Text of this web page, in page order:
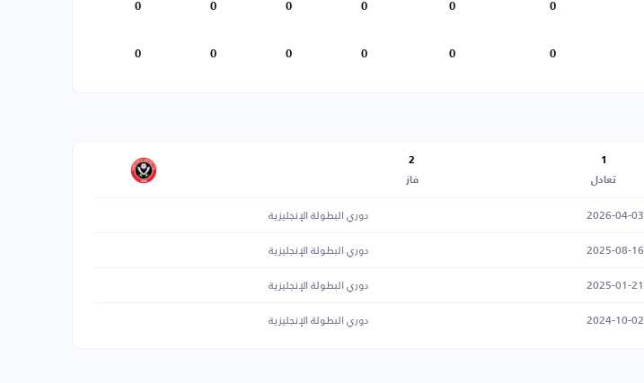
0
0
0
0
0
0
0
0
0
0
0
0
1
تعادل
2
فاز
2026-04-03
دوري البطولة الإنجليزية
2025-08-16
دوري البطولة الإنجليزية
2025-01-21
دوري البطولة الإنجليزية
2024-10-02 دوري البطولة الإنجليزية